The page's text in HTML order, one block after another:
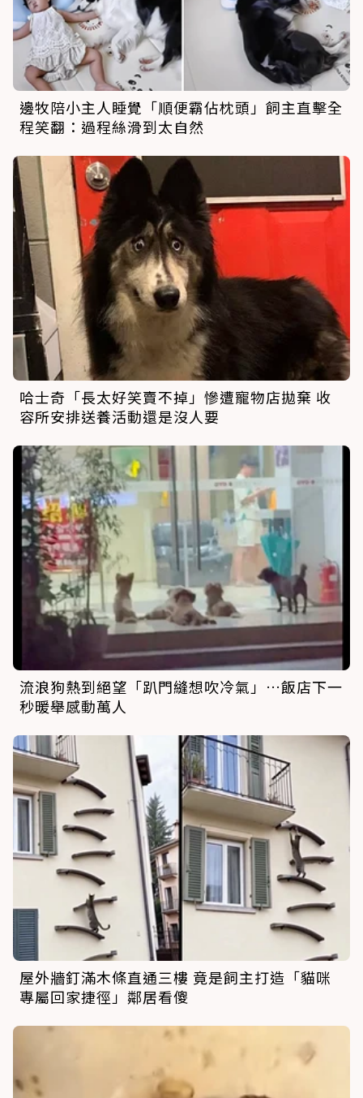
邊牧陪小主人睡覺「順便霸佔枕頭」飼主直擊全
程笑翻：過程絲滑到太自然
哈士奇「長太好笑賣不掉」慘遭寵物店拋棄 收
容所安排送養活動還是沒人要
流浪狗熱到絕望「趴門縫想吹冷氣」…飯店下一
秒暖舉感動萬人
屋外牆釘滿木條直通三樓 竟是飼主打造「貓咪
專屬回家捷徑」鄰居看傻